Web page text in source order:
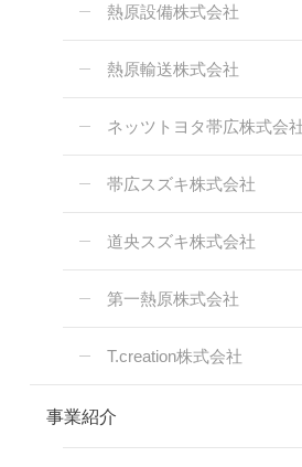
熱原設備株式会社
熱原輸送株式会社
ネッツトヨタ帯広株式会
帯広スズキ株式会社
道央スズキ株式会社
第一熱原株式会社
T.creation株式会社
事業紹介